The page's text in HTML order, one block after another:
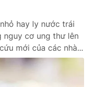
hay ly nước trái
nguy cơ ung thư lên
mới của các nhà...